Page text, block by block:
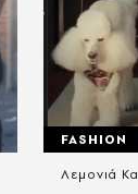
FASHION
Λεμονιά